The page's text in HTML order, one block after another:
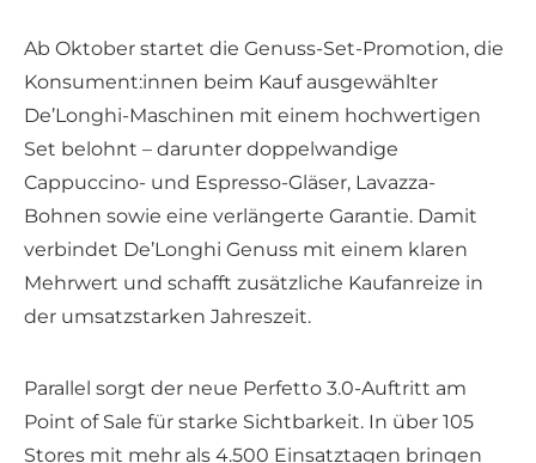
Ab Oktober startet die Genuss-Set-Promotion, die
Konsument:innen beim Kauf ausgewählter
De’Longhi-Maschinen mit einem hochwertigen
Set belohnt – darunter doppelwandige
Cappuccino- und Espresso-Gläser, Lavazza-
Bohnen sowie eine verlängerte Garantie. Damit
verbindet De’Longhi Genuss mit einem klaren
Mehrwert und schafft zusätzliche Kaufanreize in
der umsatzstarken Jahreszeit.
Parallel sorgt der neue Perfetto 3.0-Auftritt am
Point of Sale für starke Sichtbarkeit. In über 105
Stores mit mehr als 4.500 Einsatztagen bringen